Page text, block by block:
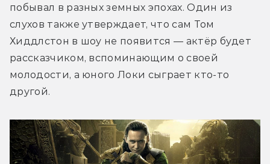
побывал в разных земных эпохах. Один из
слухов также утверждает, что сам Том
Хиддлстон в шоу не появится — актёр будет
рассказчиком, вспоминающим о своей
молодости, а юного Локи сыграет кто-то
другой.